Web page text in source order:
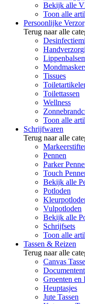
Bekijk alle
Toon alle
Persoonlijke
Terug naar alle
Tissues
Toilettassen
Wellness
Toon alle
Schrijfwaren
Terug naar alle
Pennen
Parker
Touch
Bekijk alle
Potloden
Vulpotloden
Bekijk alle
Schrijfsets
Toon alle
Tassen & Reizen
Terug naar alle
Canvas
Groenten en
Heuptasjes
Jute Tassen